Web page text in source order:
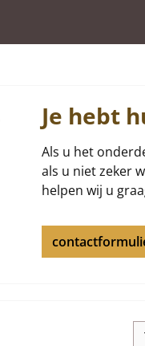
Je hebt
Als u het
als u niet zeker
helpen wij u